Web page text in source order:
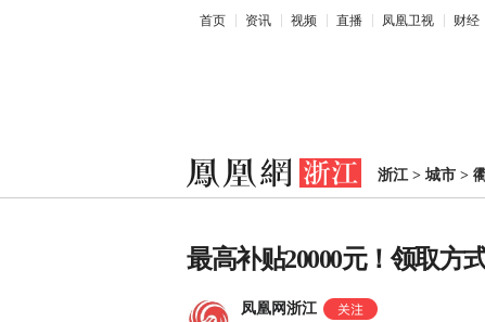
首页 资讯 视频 直播 凤凰卫视 财经
浙江> 城市 >
最高补贴20000元！领取方
凤凰网浙江